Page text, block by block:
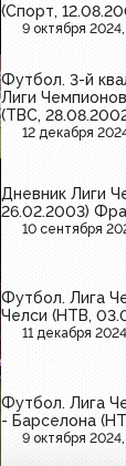
(Спорт,
9 октября
Футбол. 3-й
Лиги
(ТВС,
12 декабря
Дневник Лиги
26.02.2003)
10 сентября
Футбол. Лига
Челси (НТВ,
11 декабря
Футбол. Лига
- Барселона
9 октября